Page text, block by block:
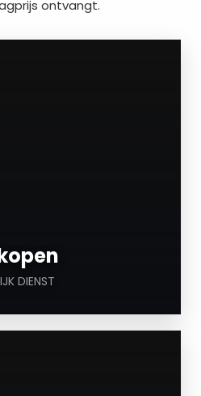
ontvangt.
DIENST